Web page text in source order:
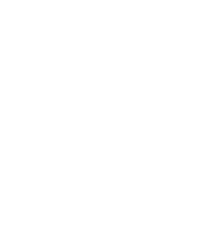
et non faciatis ex omnibus
tam indigena quam
Omnes enim execrationes
terrae, qui fuerunt ante
Cavete ergo, ne et vos
pollueritis eam, sicut
Omnis enim anima, quae
abominationibus his